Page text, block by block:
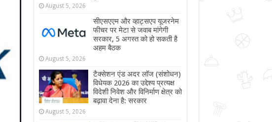
August 5, 2026
सीएसएएम और व्हाट्सएप यूजरनेम
फीचर पर मेटा से जवाब मांगेगी
सरकार, 5 अगस्त को हो सकती है
अहम बैठक
August 5, 2026
टैक्सेशन एंड अदर लॉज (संशोधन)
विधेयक 2026 का उद्देश्य प्रत्यक्ष
विदेशी निवेश और विनिर्माण क्षेत्र को
बढ़ावा देना है: सरकार
August 5, 2026